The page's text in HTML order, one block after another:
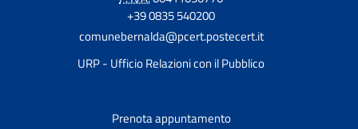
+39 0835 540200
comunebernalda@pcert.postecert.it
URP - Ufficio Relazioni con il Pubblico
Prenota appuntamento